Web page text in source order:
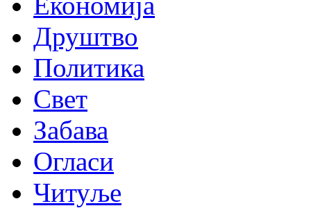
Друштво
Политика
Свет
Забава
Огласи
Читуље